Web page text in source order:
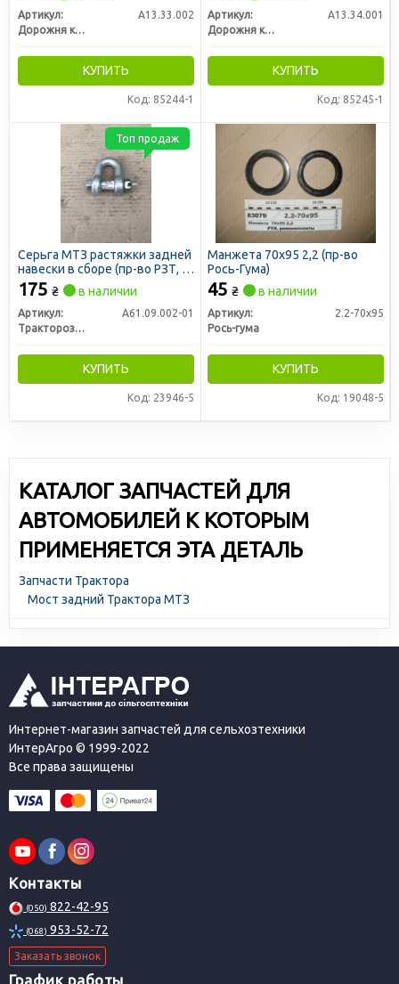
Артикул:
А13.33.002
Дорожня карта
КУПИТЬ
Код: 85244-1
Артикул:
А13.34.001
Дорожня карта
КУПИТЬ
Код: 85245-1
Серьга МТЗ растяжки задней
навески в сборе (пр-во РЗТ, г.
Ромны)
175 ₴ в наличии
Артикул:
А61.09.002-01
Тракторозапчасть г. Ромны
КУПИТЬ
Код: 23946-5
Топ продаж
Манжета 70х95 2,2 (пр-во
Рось-Гума)
45 ₴ в наличии
Артикул:
2.2-70х95
Рось-гума
КУПИТЬ
Код: 19048-5
КАТАЛОГ ЗАПЧАСТЕЙ ДЛЯ
АВТОМОБИЛЕЙ К КОТОРЫМ
ПРИМЕНЯЕТСЯ ЭТА ДЕТАЛЬ
Запчасти Трактора
Мост задний Трактора МТЗ
Интернет-магазин запчастей для сельхозтехники
ИнтерАгро © 1999-2022
Все права защищены
Контакты
(050) 822-42-95
(068) 953-52-72
Заказать звонок
График работы